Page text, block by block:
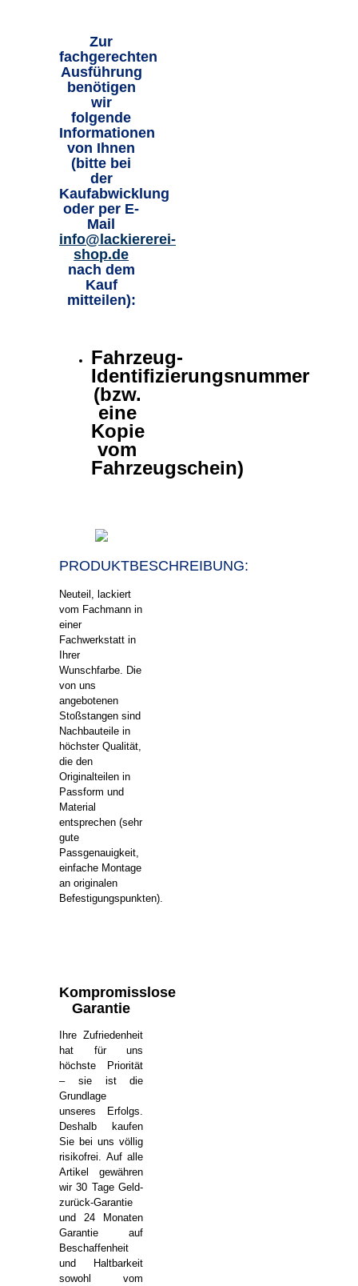
Zur
fachgerechten
Ausführung
benötigen
wir
folgende
Informationen
von Ihnen
(bitte bei
der
Kaufabwicklung
oder per E-
Mail
info@lackiererei-
shop.de
nach dem
Kauf
mitteilen):
Fahrzeug-
Identifizierungsnummer
(bzw.
eine
Kopie
vom
Fahrzeugschein)
PRODUKTBESCHREIBUNG:
Neuteil, lackiert
vom Fachmann in
einer
Fachwerkstatt in
Ihrer
Wunschfarbe. Die
von uns
angebotenen
Stoßstangen sind
Nachbauteile in
höchster Qualität,
die den
Originalteilen in
Passform und
Material
entsprechen (sehr
gute
Passgenauigkeit,
einfache Montage
an originalen
Befestigungspunkten).
Kompromisslose
Garantie
Ihre Zufriedenheit
hat für uns
höchste Priorität
– sie ist die
Grundlage
unseres Erfolgs.
Deshalb kaufen
Sie bei uns völlig
risikofrei. Auf alle
Artikel gewähren
wir 30 Tage Geld-
zurück-Garantie
und 24 Monaten
Garantie auf
Beschaffenheit
und Haltbarkeit
sowohl vom